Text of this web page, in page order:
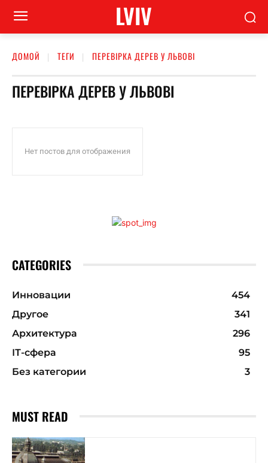
LVIV
ДОМОЙ ТЕГИ ПЕРЕВІРКА ДЕРЕВ У ЛЬВОВІ
ПЕРЕВІРКА ДЕРЕВ У ЛЬВОВІ
Нет постов для отображения
CATEGORIES
Инновации
454
Другое
341
Архитектура
296
ІТ-сфера
95
Без категории
3
MUST READ